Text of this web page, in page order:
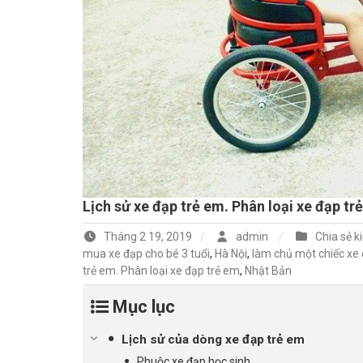
Lịch sử xe đạp trẻ em. Phân loại xe đạp
Tháng 2 19, 2019 admin
Chia sẻ
mua xe đạp cho bé 3 tuổi, Hà Nội, làm chủ một chiếc xe
trẻ em. Phân loại xe đạp trẻ em, Nhật Bản
Mục lục
Lịch sử của dòng xe đạp trẻ em